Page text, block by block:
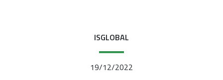
ISGLOBAL
19/12/2022